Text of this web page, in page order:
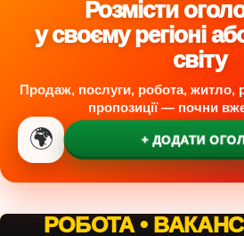
Розмісти
у своєму регіоні
світу
Продаж, послуги, робота, житло,
пропозиції — почни
🌍 + ДОДАТИ
РОБОТА •